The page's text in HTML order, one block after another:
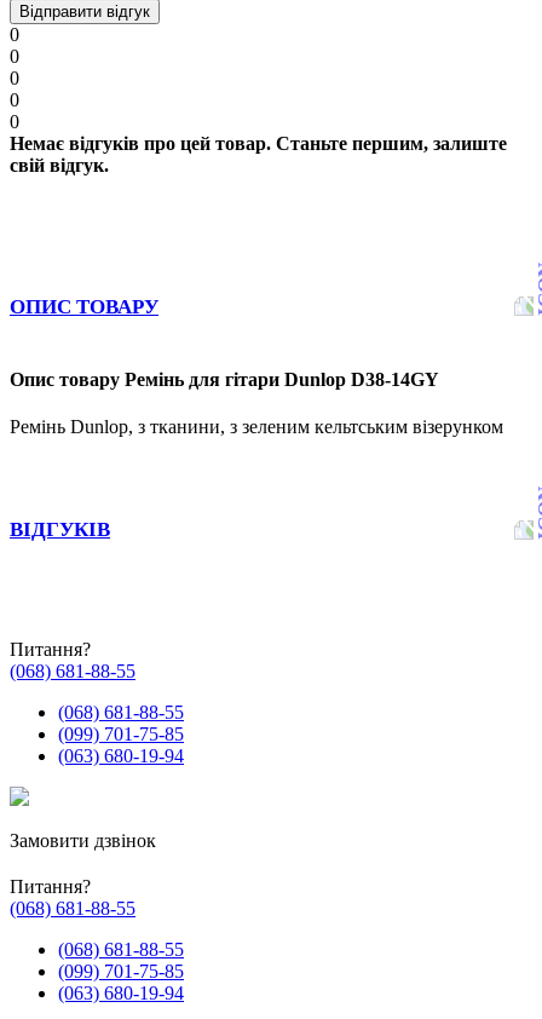
Відправити відгук
0
0
0
0
0
Немає відгуків про цей товар. Станьте першим, залиште
свій відгук.
ОПИС ТОВАРУ
Опис товару Ремінь для гітари Dunlop D38-14GY
Ремінь Dunlop, з тканини, з зеленим кельтським візерунком
ВІДГУКІВ
Питання?
(068) 681-88-55
(068) 681-88-55
(099) 701-75-85
(063) 680-19-94
Замовити дзвінок
Питання?
(068) 681-88-55
(068) 681-88-55
(099) 701-75-85
(063) 680-19-94